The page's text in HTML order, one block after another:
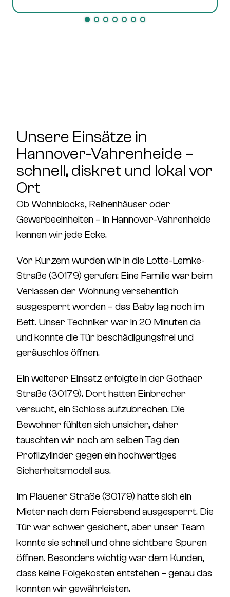
Unsere Einsätze in
Hannover-Vahrenheide –
schnell, diskret und lokal vor
Ort
Ob Wohnblocks, Reihenhäuser oder
Gewerbeeinheiten – in Hannover-Vahrenheide
kennen wir jede Ecke.
Vor Kurzem wurden wir in die Lotte-Lemke-
Straße (30179) gerufen: Eine Familie war beim
Verlassen der Wohnung versehentlich
ausgesperrt worden – das Baby lag noch im
Bett. Unser Techniker war in 20 Minuten da
und konnte die Tür beschädigungsfrei und
geräuschlos öffnen.
Ein weiterer Einsatz erfolgte in der Gothaer
Straße (30179). Dort hatten Einbrecher
versucht, ein Schloss aufzubrechen. Die
Bewohner fühlten sich unsicher, daher
tauschten wir noch am selben Tag den
Profilzylinder gegen ein hochwertiges
Sicherheitsmodell aus.
Im Plauener Straße (30179) hatte sich ein
Mieter nach dem Feierabend ausgesperrt. Die
Tür war schwer gesichert, aber unser Team
konnte sie schnell und ohne sichtbare Spuren
öffnen. Besonders wichtig war dem Kunden,
dass keine Folgekosten entstehen – genau das
konnten wir gewährleisten.